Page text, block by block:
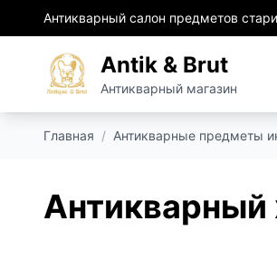
Антикварный салон предметов
Antik & Brut
Антикварный магазин
Главная / Антикварные предметы
Антикварный